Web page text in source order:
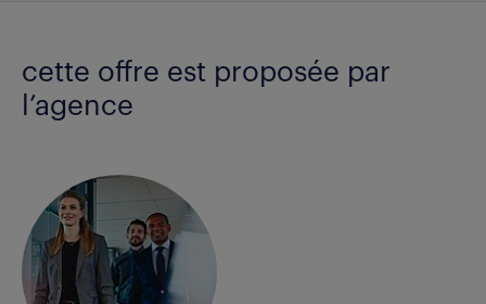
cette offre est proposée par
l’agence